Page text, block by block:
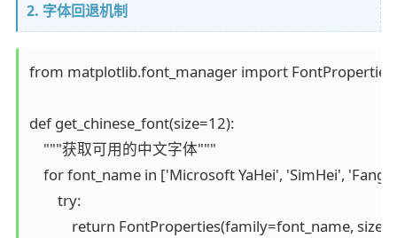
2. 字体回退机制
from matplotlib.font_manager import
def get_chinese_font(size=12):
    """获取可用的中文字体"""
for font_name in ['Microsoft YaHei', 'SimHei',
        try:
return FontProperties(family=font_name,